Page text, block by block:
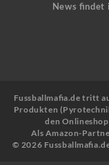
News findet
Fussballmafia.de tritt
Produkten
den
Als Amazon-
© 2026